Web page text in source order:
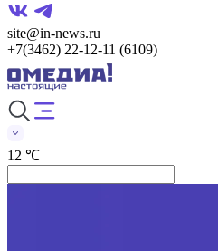
site@in-news.ru
+7(3462) 22-12-11 (6109)
12 ℃